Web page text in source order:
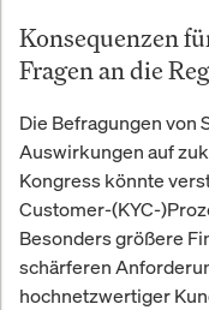
Konsequenzen
Fragen an die
Die Befragungen von
Auswirkungen auf
Kongress könnte
Customer-(KYC-
Besonders größere
schärferen
hochnetzwertiger